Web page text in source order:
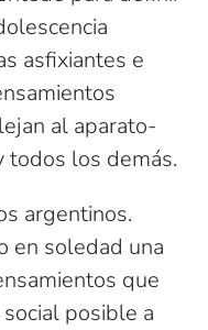
asfixiantes e
al aparato-
todos los demás.
argentinos.
en soledad una
que
posible a